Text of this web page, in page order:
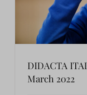
DIDACTA
March 2022